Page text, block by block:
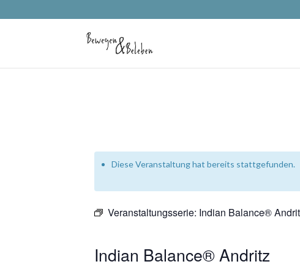
Diese Veranstaltung hat bereits stattgefunden.
Veranstaltungsserie: Indian Balance®
Indian Balance® Andritz